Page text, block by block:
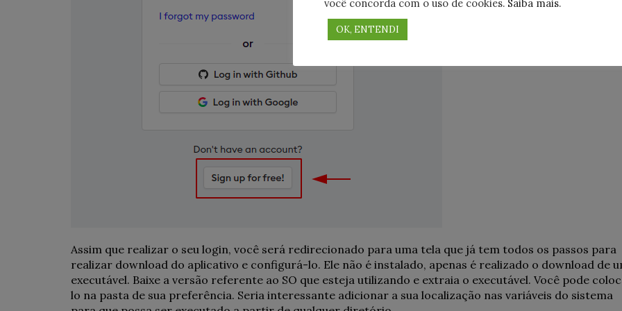
Assim que realizar o seu login, você será redirecionado para uma tela que já tem todos os passos para
realizar download do aplicativo e configurá-lo. Ele não é instalado, apenas é realizado o download de
executável. Baixe a versão referente ao SO que esteja utilizando e extraia o executável. Você pode
lo na pasta de sua preferência. Seria interessante adicionar a sua localização nas variáveis do sistema
você concorda com o uso de cookies. Saiba mais.
OK, ENTENDI